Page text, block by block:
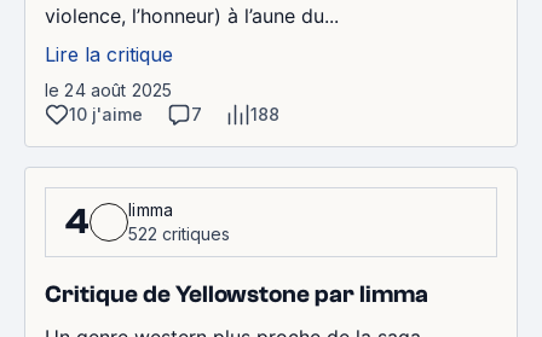
violence, l’honneur) à l’aune du...
Lire la critique
le 24 août 2025
10 j'aime
7 188
4
limma
522 critiques
Critique de Yellowstone par limma